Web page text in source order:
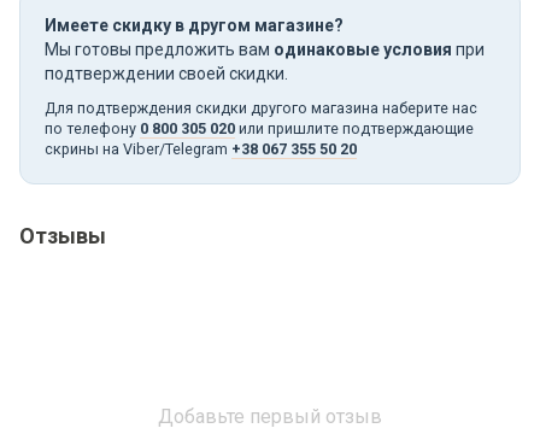
Имеете скидку в другом магазине?
Мы готовы предложить вам одинаковые условия при
подтверждении своей скидки.
Для подтверждения скидки другого магазина наберите нас
по телефону 0 800 305 020 или пришлите подтверждающие
скрины на Viber/Telegram +38 067 355 50 20
Отзывы
Добавьте первый отзыв